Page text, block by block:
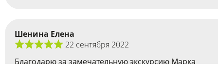
Шенина Елена
22 сентября 2022
Благодарю за замечательную экскурсию Марка